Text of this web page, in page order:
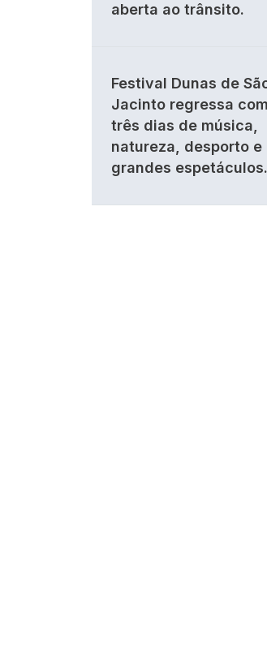
aberta ao trânsito.
Festival Dunas de
Jacinto regressa com
três dias de música,
natureza, desporto e
grandes espetáculos.